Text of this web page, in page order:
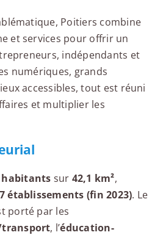
Poitiers combine
et services pour offrir un
indépendants et
numériques, grands
accessibles, tout est réuni
et multiplier les
habitants sur 42,1 km²,
établissements (fin 2023). Le
porté par les
transport, l’éducation-